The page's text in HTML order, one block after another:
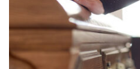
Column
Rogier de Haan